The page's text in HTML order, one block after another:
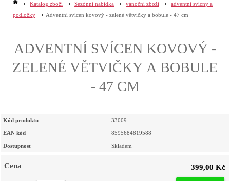
Katalog zboží Sezónní nabídka vánoční zboží
adventní svícny a
podložky
Adventní svícen kovový - zelené větvičky a bobule - 47 cm
ADVENTNÍ SVÍCEN KOVOVÝ -
ZELENÉ VĚTVIČKY A BOBULE
- 47 CM
Kód produktu 33009
EAN kód 8595684819588
Dostupnost Skladem
Cena 399,00 Kč